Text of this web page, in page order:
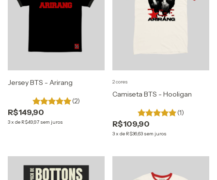
Jersey BTS - Arirang
(2)
R$149,90
3x de R$49,97 sem juros
Camiseta BTS - Hooligan
(1)
R$109,90
3x de R$36,63 sem juros
2 cores